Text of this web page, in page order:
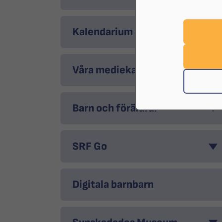
Kalendarium
Våra mediekanaler
Barn och föräldrar
SRF Go
Digitala barnbarn